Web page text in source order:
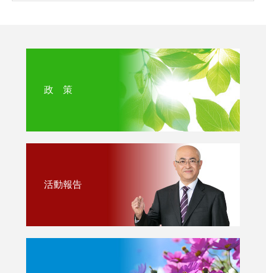
政 策
活動報告